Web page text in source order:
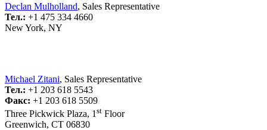
Declan Mulholland, Sales Representative
Тел.: +1 475 334 4660
New York, NY
Michael Zitani, Sales Representative
Тел.: +1 203 618 5543
Факс: +1 203 618 5509
Three Pickwick Plaza, 1 st Floor
Greenwich, CT 06830